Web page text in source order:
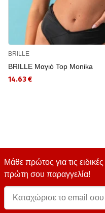
BRILLE
BRILLE Μαγιό Top Monika
14.63 €
Μάθε πρώτος για τις
πρώτη σου παραγγελία!